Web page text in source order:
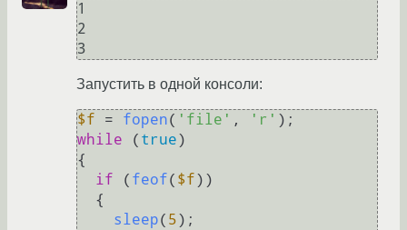
1
2
Запустить в одной консоли:
$f = fopen( 'file' , 'r'
while ( true)
{
if ( feof( $f))
sleep( 5);